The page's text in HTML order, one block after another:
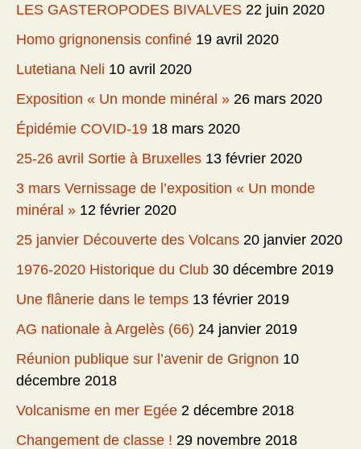
LES GASTEROPODES BIVALVES 22 juin 2020
Homo grignonensis confiné 19 avril 2020
Lutetiana Neli 10 avril 2020
Exposition « Un monde minéral » 26 mars 2020
Épidémie COVID-19 18 mars 2020
25-26 avril Sortie à Bruxelles 13 février 2020
3 mars Vernissage de l’exposition « Un monde
minéral » 12 février 2020
25 janvier Découverte des Volcans 20 janvier 2020
1976-2020 Historique du Club 30 décembre 2019
Une flânerie dans le temps 13 février 2019
AG nationale à Argelès (66) 24 janvier 2019
Réunion publique sur l’avenir de Grignon 10
décembre 2018
Volcanisme en mer Egée 2 décembre 2018
Changement de classe ! 29 novembre 2018